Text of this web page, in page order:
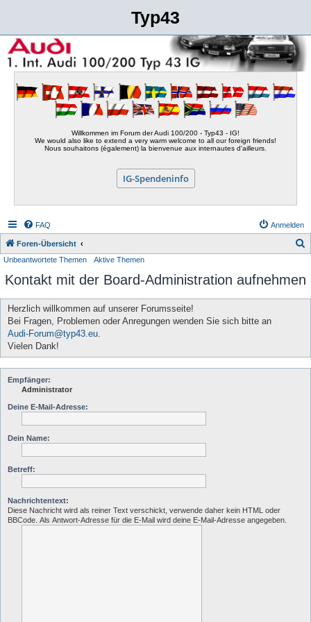
Typ43
Willkommen im Forum der Audi 100/200 - Typ43 - IG!
We would also like to extend a very warm welcome to all our foreign friends!
Nous souhaitons (également) la bienvenue aux internautes d'ailleurs.
IG-Spendeninfo
FAQ Anmelden
Foren-Übersicht
Unbeantwortete Themen Aktive Themen
Kontakt mit der Board-Administration aufnehmen
Herzlich willkommen auf unserer Forumsseite!
Bei Fragen, Problemen oder Anregungen wenden Sie sich bitte an
Audi-Forum@typ43.eu
Vielen Dank!
Empfänger:
Administrator
Deine E-Mail-Adresse:
Dein Name:
Betreff:
Nachrichtentext:
Diese Nachricht wird als reiner Text verschickt, verwende daher kein HTML oder
BBCode. Als Antwort-Adresse für die E-Mail wird deine E-Mail-Adresse angegeben.